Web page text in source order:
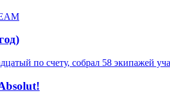
по счету, собрал 58 экипажей